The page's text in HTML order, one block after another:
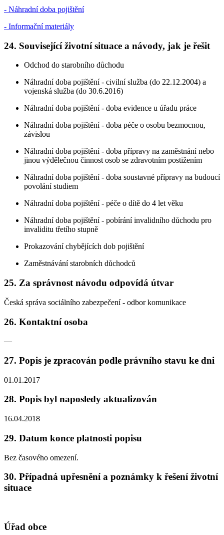
- Náhradní doba pojištění
- Informační materiály
24. Související životní situace a návody, jak je řešit
Odchod do starobního důchodu
Náhradní doba pojištění - civilní služba (do 22.12.2004) a
vojenská služba (do 30.6.2016)
Náhradní doba pojištění - doba evidence u úřadu práce
Náhradní doba pojištění - doba péče o osobu bezmocnou,
závislou
Náhradní doba pojištění - doba přípravy na zaměstnání nebo
jinou výdělečnou činnost osob se zdravotním postižením
Náhradní doba pojištění - doba soustavné přípravy na budoucí
povolání studiem
Náhradní doba pojištění - péče o dítě do 4 let věku
Náhradní doba pojištění - pobírání invalidního důchodu pro
invaliditu třetího stupně
Prokazování chybějících dob pojištění
Zaměstnávání starobních důchodců
25. Za správnost návodu odpovídá útvar
Česká správa sociálního zabezpečení - odbor komunikace
26. Kontaktní osoba
—
27. Popis je zpracován podle právního stavu ke dni
01.01.2017
28. Popis byl naposledy aktualizován
16.04.2018
29. Datum konce platnosti popisu
Bez časového omezení.
30. Případná upřesnění a poznámky k řešení životní
situace
Úřad obce